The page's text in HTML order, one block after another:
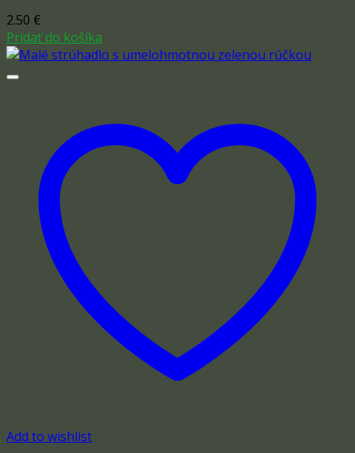
2.50 €
Pridať do košíka
Add to wishlist